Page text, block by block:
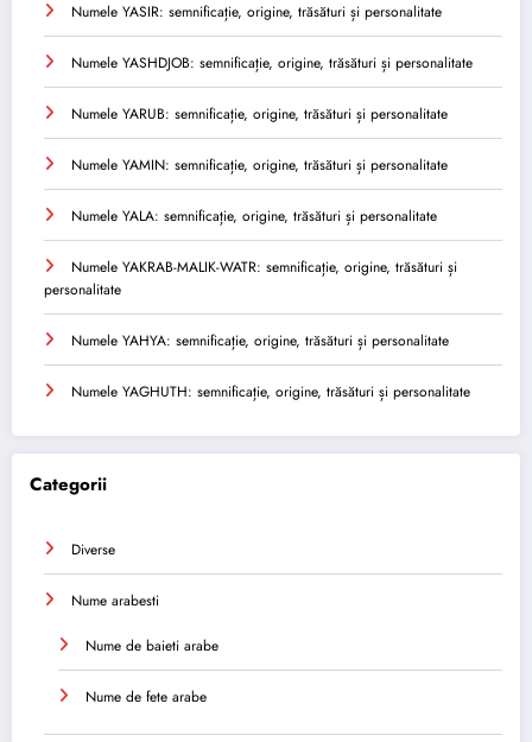
Numele YASIR: semnificație, origine, trăsături și personalitate
Numele YASHDJOB: semnificație, origine, trăsături și personalitate
Numele YARUB: semnificație, origine, trăsături și personalitate
Numele YAMIN: semnificație, origine, trăsături și personalitate
Numele YALA: semnificație, origine, trăsături și personalitate
Numele YAKRAB-MALIK-WATR: semnificație, origine, trăsături și
personalitate
Numele YAHYA: semnificație, origine, trăsături și personalitate
Numele YAGHUTH: semnificație, origine, trăsături și personalitate
Categorii
Diverse
Nume arabesti
Nume de baieti arabe
Nume de fete arabe